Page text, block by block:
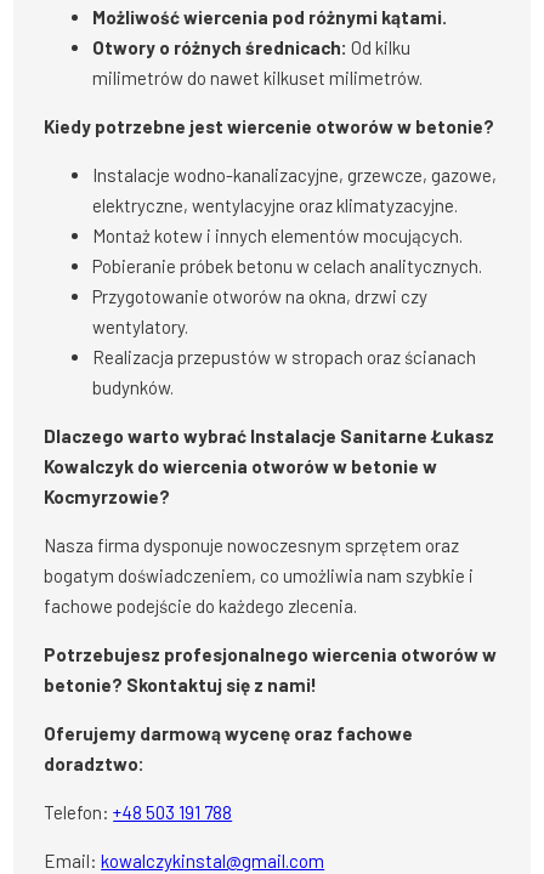
Możliwość wiercenia pod różnymi kątami.
Otwory o różnych średnicach: Od kilku
milimetrów do nawet kilkuset milimetrów.
Kiedy potrzebne jest wiercenie otworów w betonie?
Instalacje wodno-kanalizacyjne, grzewcze, gazowe,
elektryczne, wentylacyjne oraz klimatyzacyjne.
Montaż kotew i innych elementów mocujących.
Pobieranie próbek betonu w celach analitycznych.
Przygotowanie otworów na okna, drzwi czy
wentylatory.
Realizacja przepustów w stropach oraz ścianach
budynków.
Dlaczego warto wybrać Instalacje Sanitarne Łukasz
Kowalczyk do wiercenia otworów w betonie w
Kocmyrzowie?
Nasza firma dysponuje nowoczesnym sprzętem oraz
bogatym doświadczeniem, co umożliwia nam szybkie i
fachowe podejście do każdego zlecenia.
Potrzebujesz profesjonalnego wiercenia otworów w
betonie? Skontaktuj się z nami!
Oferujemy darmową wycenę oraz fachowe
doradztwo:
Telefon:+48 503 191 788
Email:kowalczykinstal@gmail.com